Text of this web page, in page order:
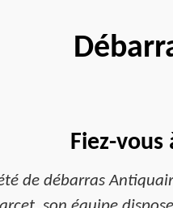
Fiez-
de débarras